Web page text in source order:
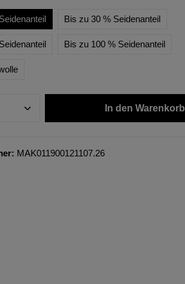
Bis zu 30 % Seidenanteil
Bis zu 100 % Seidenanteil
In den Warenkorb
MAK011900121107.26